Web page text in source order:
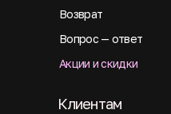
Возврат
Вопрос — ответ
Акции и скидки
Клиентам